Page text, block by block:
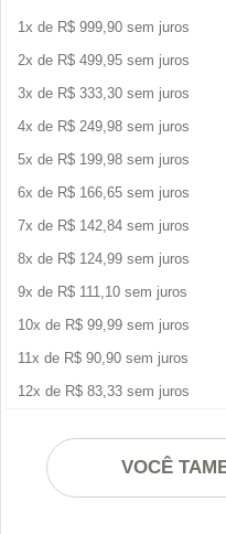
1x de R$ 999,90 sem juros
2x de R$ 499,95 sem juros
3x de R$ 333,30 sem juros
4x de R$ 249,98 sem juros
5x de R$ 199,98 sem juros
6x de R$ 166,65 sem juros
7x de R$ 142,84 sem juros
8x de R$ 124,99 sem juros
9x de R$ 111,10 sem juros
10x de R$ 99,99 sem juros
11x de R$ 90,90 sem juros
12x de R$ 83,33 sem juros
VOCÊ